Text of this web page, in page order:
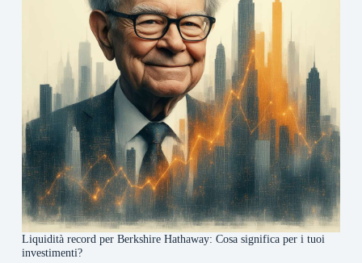
Liquidità record per Berkshire Hathaway: Cosa significa per i tuoi
investimenti?